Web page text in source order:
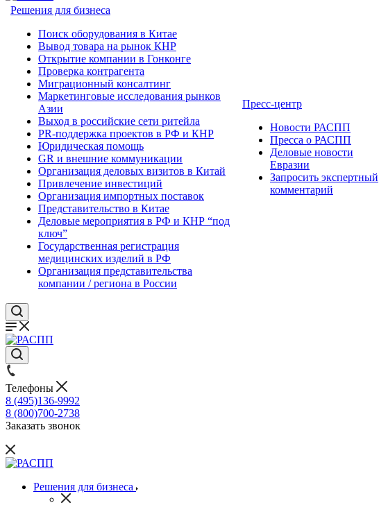
Решения для бизнеса
Поиск оборудования в Китае
Вывод товара на рынок КНР
Открытие компании в Гонконге
Проверка контрагента
Миграционный консалтинг
Маркетинговые исследования рынков
Азии
Выход в российские сети ритейла
PR-поддержка проектов в РФ и КНР
Юридическая помощь
GR и внешние коммуникации
Организация деловых визитов в Китай
Привлечение инвестиций
Организация импортных поставок
Представительство в Китае
Деловые мероприятия в РФ и КНР “под
ключ”
Государственная регистрация
медицинских изделий в РФ
Организация представительства
компании / региона в России
Пресс-центр
Новости РАСПП
Пресса о РАСПП
Деловые новости
Евразии
Запросить экспертный
комментарий
Телефоны
8 (495)136-9992
8 (800)700-2738
Заказать звонок
Решения для бизнеса